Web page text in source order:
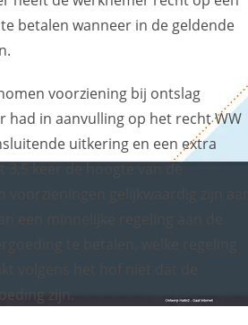
betalen wanneer in de geldende
voorziening bij ontslag
had in aanvulling op het recht WW
uitkering en een extra
keer de hoogte van de
zijn.